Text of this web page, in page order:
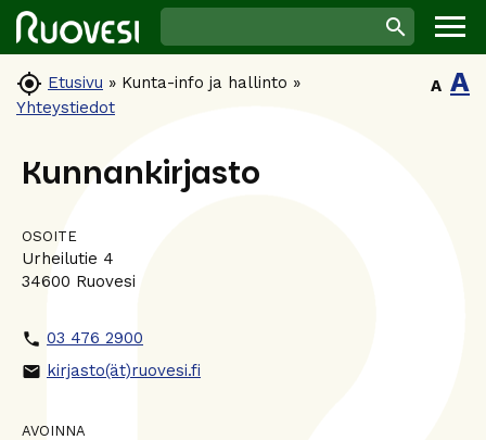
 Etusivu » Kunta-info ja hallinto »
Yhteystiedot
A A
Kunnankirjasto
OSOITE
Urheilutie 4
34600 Ruovesi
phone 03 476 2900
email kirjasto(ät)ruovesi.fi
AVOINNA